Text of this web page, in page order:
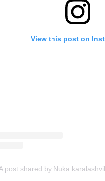
View this post on
A post shared by Nuka